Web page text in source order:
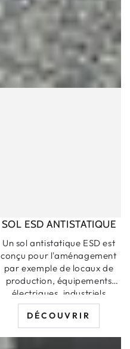
SOL ESD ANTISTATIQUE
Un sol antistatique ESD est
conçu pour l'aménagement
par exemple de locaux de
production, équipements
électriques, industriels
électronique, entreprise
informatique, télécoms, etc.
DÉCOUVRIR